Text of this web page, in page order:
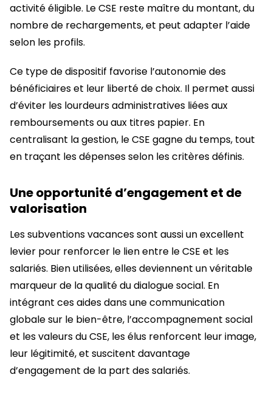
activité éligible. Le CSE reste maître du montant, du
nombre de rechargements, et peut adapter l’aide
selon les profils.
Ce type de dispositif favorise l’autonomie des
bénéficiaires et leur liberté de choix. Il permet aussi
d’éviter les lourdeurs administratives liées aux
remboursements ou aux titres papier. En
centralisant la gestion, le CSE gagne du temps, tout
en traçant les dépenses selon les critères définis.
Une opportunité d’engagement et de
valorisation
Les subventions vacances sont aussi un excellent
levier pour renforcer le lien entre le CSE et les
salariés. Bien utilisées, elles deviennent un véritable
marqueur de la qualité du dialogue social. En
intégrant ces aides dans une communication
globale sur le bien-être, l’accompagnement social
et les valeurs du CSE, les élus renforcent leur image,
leur légitimité, et suscitent davantage
d’engagement de la part des salariés.